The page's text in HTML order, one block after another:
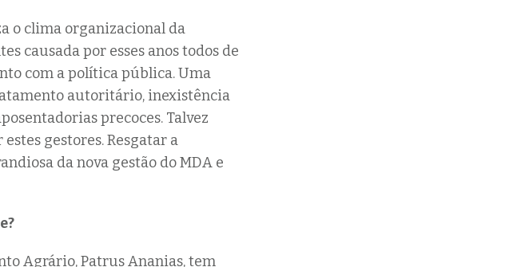
o clima organizacional da
causada por esses anos todos de
com a política pública. Uma
autoritário, inexistência
precoces. Talvez
gestores. Resgatar a
da nova gestão do MDA e
Agrário, Patrus Ananias, tem